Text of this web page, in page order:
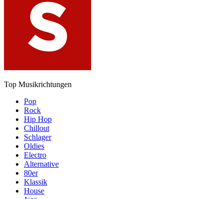
Top Musikrichtungen
Pop
Rock
Hip Hop
Chillout
Schlager
Oldies
Electro
Alternative
80er
Klassik
House